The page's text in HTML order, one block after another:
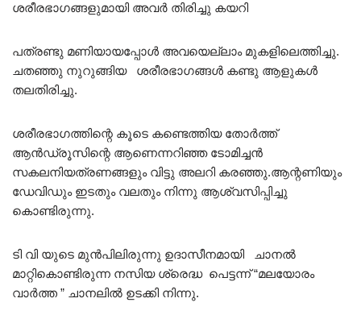
ശരീരഭാഗങ്ങളുമായി അവർ തിരിച്ചു കയറി
പത്രണ്ടു മണിയായപ്പോൾ അവയെല്ലാം മുകളിലെത്തിച്ചു.
ചതഞ്ഞു നുറുങ്ങിയ ശരീരഭാഗങ്ങൾ കണ്ടു ആളുകൾ
തലതിരിച്ചു.
ശരീരഭാഗത്തിന്റെ കൂടെ കണ്ടെത്തിയ തോർത്ത്
ആൻഡ്രൂസിന്റെ ആണെന്നറിഞ്ഞ ടോമിച്ചൻ
സകലനിയത്രണങ്ങളും വിട്ടു അലറി കരഞ്ഞു.ആന്റണിയും
ഡേവിഡും ഇടതും വലതും നിന്നു ആശ്വസിപ്പിച്ചു
കൊണ്ടിരുന്നു.
ടി വി യുടെ മുൻപിലിരുന്നു ഉദാസീനമായി ചാനൽ
മാറ്റികൊണ്ടിരുന്ന നസിയ ശ്രെദ്ധ പെട്ടന്ന് “മലയോരം
വാർത്ത ” ചാനലിൽ ഉടക്കി നിന്നു.